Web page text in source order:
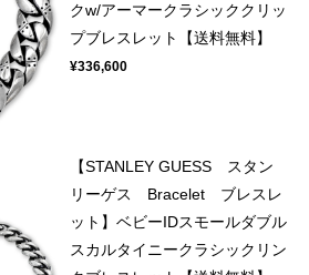
クw/アーマークラシッククリッ
プブレスレット【送料無料】
¥336,600
【STANLEY GUESS スタン
リーゲス Bracelet ブレスレ
ット】ベビーIDスモールダブル
スカルタイニークラシックリン